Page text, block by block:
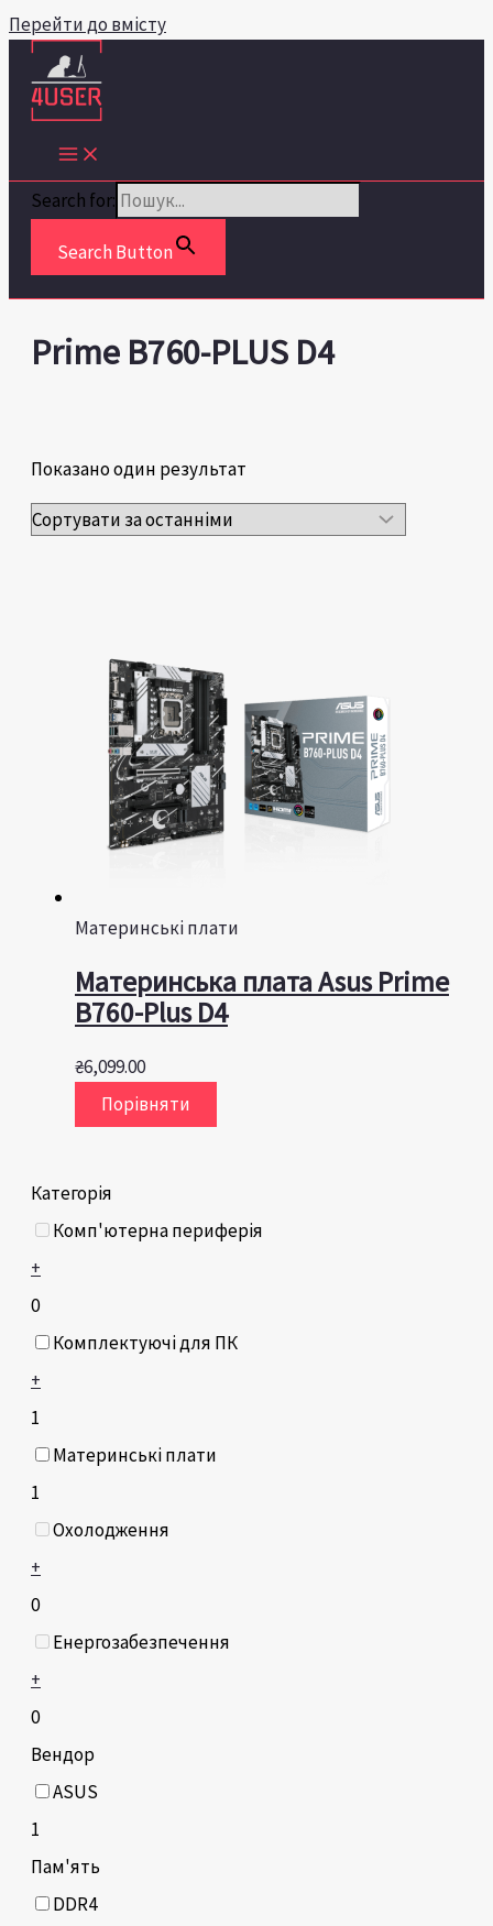
Перейти до вмісту
Search for:
Search Button
Категорія
Комп'ютерна периферія
+
0
Комплектуючі для ПК
+
1
Материнські плати
1
Охолодження
+
0
Енергозабезпечення
+
0
Вендор
ASUS
1
Пам'ять
DDR4
Prime B760-PLUS D4
Показано один результат
Материнські плати
Материнська плата Asus Prime
B760-Plus D4
₴6,099.00
Порівняти